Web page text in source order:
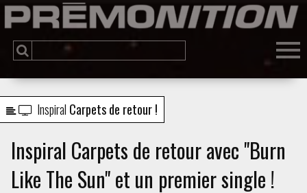
Inspiral Carpets de retour !
Inspiral Carpets de retour avec "Burn
Like The Sun" et un premier single !